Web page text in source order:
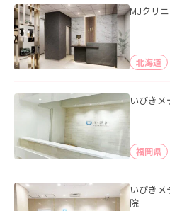
MJクリ
北海道
いびき
福岡県
いびき
院